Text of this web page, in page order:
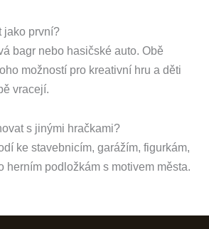
jako první?
bagr nebo hasičské auto. Obě
možností pro kreativní hru a děti
vracejí.
s jinými hračkami?
ke stavebnicím, garážím, figurkám,
herním podložkám s motivem města.